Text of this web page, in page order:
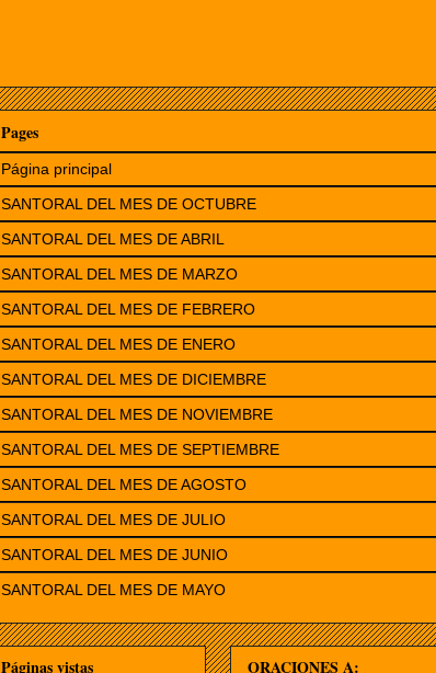
Pages
Página principal
SANTORAL DEL MES DE OCTUBRE
SANTORAL DEL MES DE ABRIL
SANTORAL DEL MES DE MARZO
SANTORAL DEL MES DE FEBRERO
SANTORAL DEL MES DE ENERO
SANTORAL DEL MES DE DICIEMBRE
SANTORAL DEL MES DE NOVIEMBRE
SANTORAL DEL MES DE SEPTIEMBRE
SANTORAL DEL MES DE AGOSTO
SANTORAL DEL MES DE JULIO
SANTORAL DEL MES DE JUNIO
SANTORAL DEL MES DE MAYO
Páginas vistas ORACIONES A: